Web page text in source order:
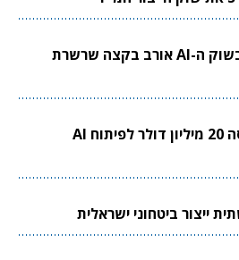
צוואר הבקבוק הבא בשוק ה-AI אורב בקצה שרשרת
Limitless Labs גייסה 20 מיליון דולר לפיתוח AI